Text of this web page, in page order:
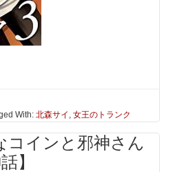
With:北森サイ ,女王のトランク
コインと邪神さん
】